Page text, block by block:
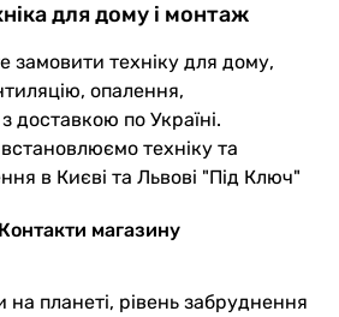
для дому і монтаж
замовити техніку для дому,
опалення,
доставкою по Україні.
техніку та
в Києві та Львові "Під Ключ"
Контакти магазину
на планеті, рівень забруднення